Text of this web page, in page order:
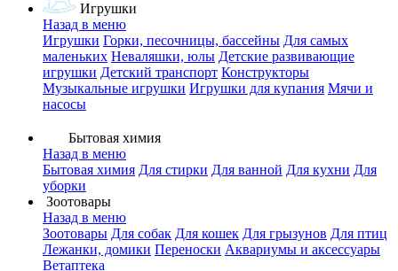
Игрушки
Назад в меню
Игрушки Горки, песочницы, бассейны Для самых
маленьких Неваляшки, юлы Детские развивающие
игрушки Детский транспорт Конструкторы
Музыкальные игрушки Игрушки для купания Мячи и
насосы
Бытовая химия
Назад в меню
Бытовая химия Для стирки Для ванной Для кухни Для
уборки
Зоотовары
Назад в меню
Зоотовары Для собак Для кошек Для грызунов Для птиц
Лежанки, домики Переноски Аквариумы и аксессуары
Ветаптека